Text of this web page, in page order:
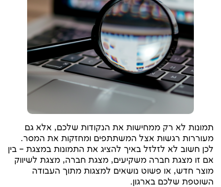
תמונות לא רק ממחישות את הנקודות שלכם, אלא גם
מעוררות רגשות אצל המשתתפים ומחזקות את המסר.
לכן חשוב לא לזלזל באיך להציג את התמונות במצגת – בין
אם זו מצגת חברה משקיעים, מצגת חברה, מצגת לשיווק
מוצר חדש, או פשוט נושאים למצגות מתוך העבודה
השוטפת שלכם בארגון.